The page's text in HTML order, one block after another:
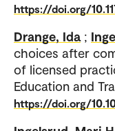
https://doi.org/
Drange, Ida ;
choices after
of licensed
Education and
https://doi.org/